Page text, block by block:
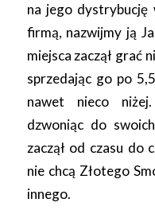
na jego dystrybucję
firmą, nazwijmy ją
miejsca zaczął grać
sprzedając go po
nawet nieco
dzwoniąc do
zaczął od czasu do
nie chcą Złotego
innego.